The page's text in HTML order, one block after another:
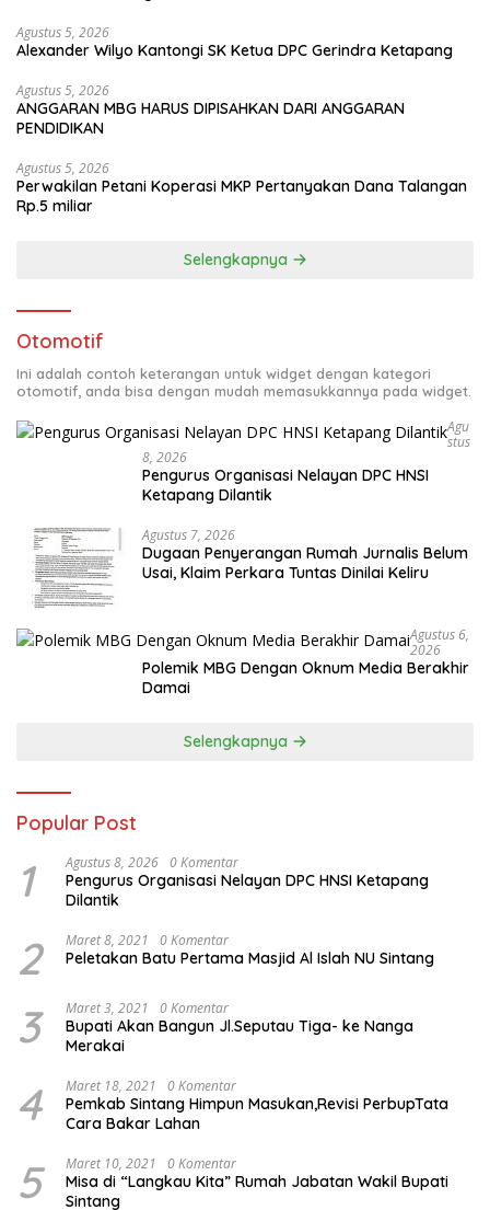
Agustus 5, 2026
Alexander Wilyo Kantongi SK Ketua DPC Gerindra Ketapang
Agustus 5, 2026
ANGGARAN MBG HARUS DIPISAHKAN DARI ANGGARAN
PENDIDIKAN
Agustus 5, 2026
Perwakilan Petani Koperasi MKP Pertanyakan Dana Talangan
Rp.5 miliar
Selengkapnya
Otomotif
Ini adalah contoh keterangan untuk widget dengan kategori
otomotif, anda bisa dengan mudah memasukkannya pada widget.
Agu
Stus
8, 2026
Pengurus Organisasi Nelayan DPC HNSI
Ketapang Dilantik
Agustus 7, 2026
Dugaan Penyerangan Rumah Jurnalis Belum
Usai, Klaim Perkara Tuntas Dinilai Keliru
Agustus 6,
2026
Polemik MBG Dengan Oknum Media Berakhir
Damai
Selengkapnya
Popular Post
1 Agustus 8, 2026 0 Komentar
Pengurus Organisasi Nelayan DPC HNSI Ketapang
Dilantik
2 Maret 8, 2021 0 Komentar
Peletakan Batu Pertama Masjid Al Islah NU Sintang
3 Maret 3, 2021 0 Komentar
Bupati Akan Bangun Jl.Seputau Tiga- ke Nanga
Merakai
4 Maret 18, 2021 0 Komentar
Pemkab Sintang Himpun Masukan,Revisi PerbupTata
Cara Bakar Lahan
5 Maret 10, 2021 0 Komentar
Misa di “Langkau Kita” Rumah Jabatan Wakil Bupati
Sintang